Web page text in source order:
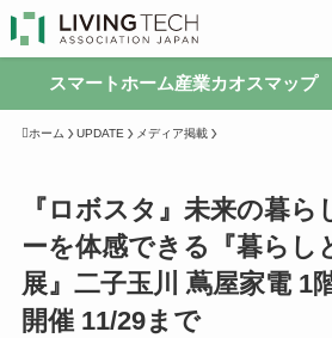
スマートホーム産業カオスマップ
ホーム UPDATE メディア掲載
『ロボスタ』未来の暮
ーを体感できる『暮らし
展』二子玉川 蔦屋家電 1
開催 11/29まで